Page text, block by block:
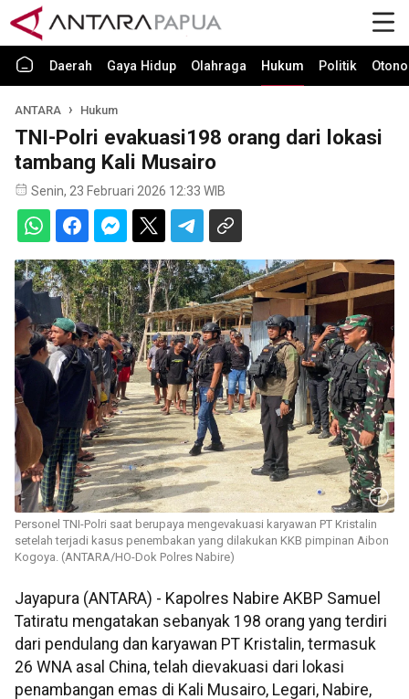
Daerah Gaya Hidup Olahraga Hukum Politik
ANTARA Hukum
TNI-Polri evakuasi198 orang dari lokasi
tambang Kali Musairo
Senin, 23 Februari 2026 12:33 WIB
Personel TNI-Polri saat berupaya mengevakuasi karyawan PT Kristalin
setelah terjadi kasus penembakan yang dilakukan KKB pimpinan Aibon
Kogoya. (ANTARA/HO-Dok Polres Nabire)
Jayapura (ANTARA) - Kapolres Nabire AKBP Samuel
Tatiratu mengatakan sebanyak 198 orang yang terdiri
dari pendulang dan karyawan PT Kristalin, termasuk
26 WNA asal China, telah dievakuasi dari lokasi
penambangan emas di Kali Musairo, Legari, Nabire,